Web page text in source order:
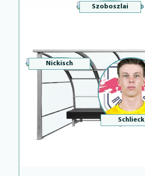
Szoboszlai
Nickisch
Schlieck